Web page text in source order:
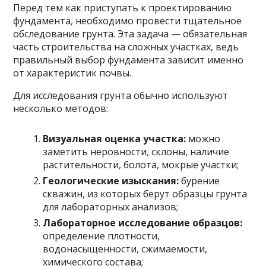
Перед тем как приступать к проектированию
фундамента, необходимо провести тщательное
обследование грунта. Эта задача — обязательная
часть строительства на сложных участках, ведь
правильный выбор фундамента зависит именно
от характеристик почвы.
Для исследования грунта обычно используют
несколько методов:
Визуальная оценка участка: можно
заметить неровности, склоны, наличие
растительности, болота, мокрые участки;
Геологические изыскания:бурение
скважин, из которых берут образцы грунта
для лабораторных анализов;
Лабораторное исследование образцов:
определение плотности,
водонасыщенности, сжимаемости,
химического состава;